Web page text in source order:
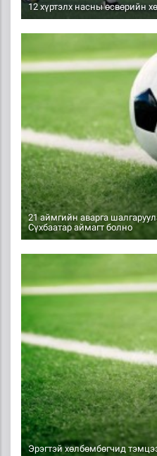
12 хүртэлх насны өсвөрийн
21 аймгийн аварга
Сүхбаатар аймагт болно
Эрэгтэй хөлбөмбөгчид